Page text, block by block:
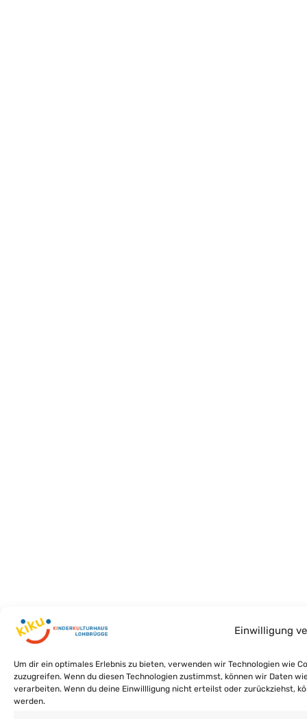
Einwilligung
Um dir ein optimales Erlebnis zu bieten, verwenden wir Technologien wie
zuzugreifen. Wenn du diesen Technologien zustimmst, können wir Daten
verarbeiten. Wenn du deine Einwillligung nicht erteilst oder zurückziehst,
werden.